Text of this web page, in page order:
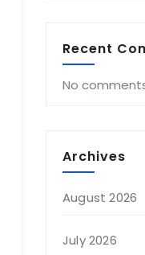
Recent
No
Archives
August 2026
July 2026